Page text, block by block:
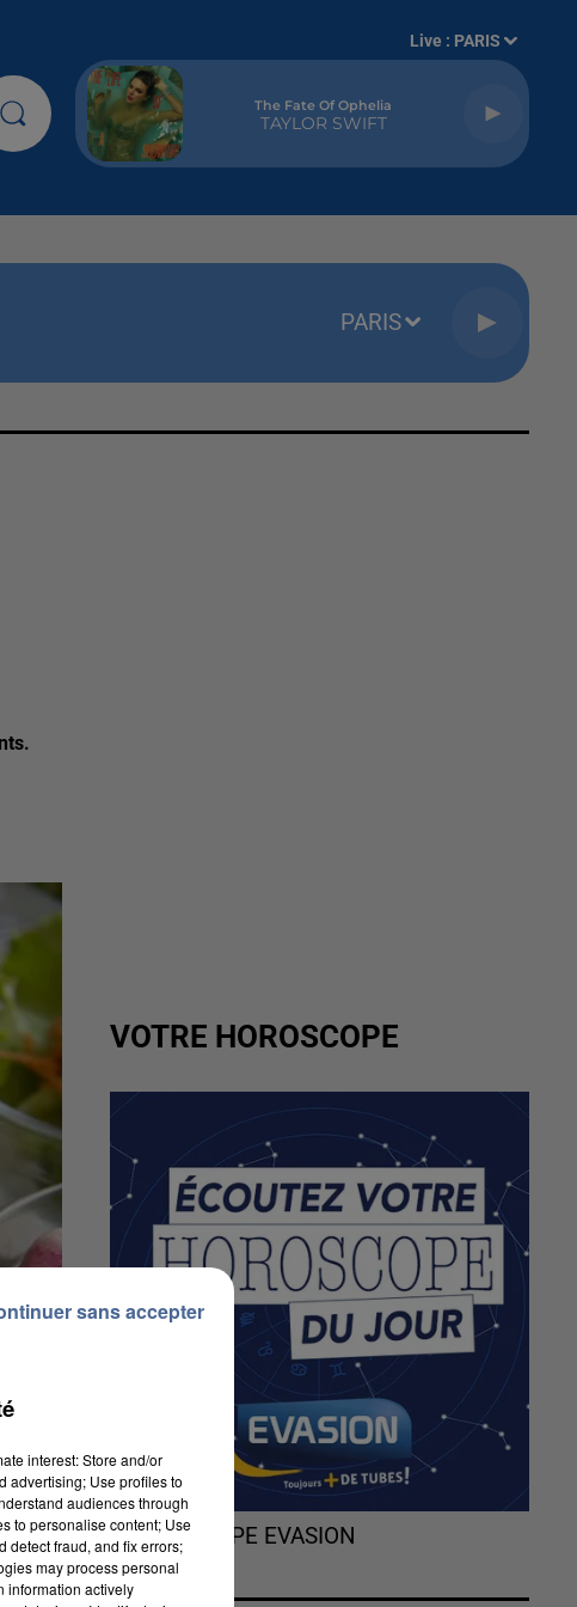
Live : PARIS
The Fate Of Ophelia
TAYLOR SWIFT
PARIS
VOTRE HOROSCOPE
L'HOROSCOPE EVASION
interest: Store and/or
advertising; Use profiles to
audiences through
to personalise content; Use
detect fraud, and fix errors;
may process personal
information actively
sans accepter